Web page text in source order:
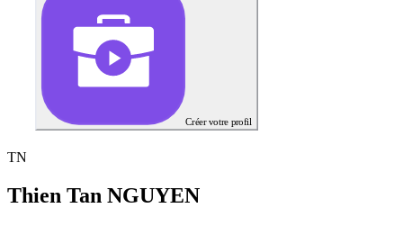
Créer votre profil
TN
Thien Tan NGUYEN